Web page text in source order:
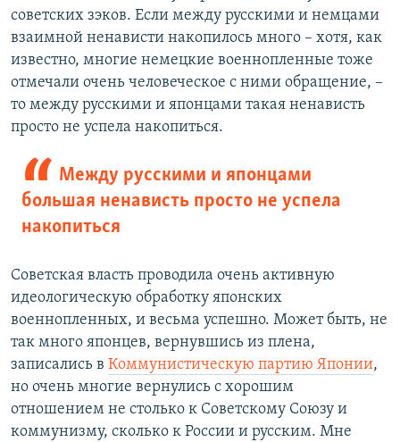
советских зэков. Если между русскими и немцами
взаимной ненависти накопилось много – хотя, как
известно, многие немецкие военнопленные тоже
отмечали очень человеческое с ними обращение, –
то между русскими и японцами такая ненависть
просто не успела накопиться.
Между русскими и японцами
большая ненависть просто не успела
накопиться
Советская власть проводила очень активную
идеологическую обработку японских
военнопленных, и весьма успешно. Может быть, не
так много японцев, вернувшись из плена,
записались в Коммунистическую партию Японии,
но очень многие вернулись с хорошим
отношением не столько к Советскому Союзу и
коммунизму, сколько к России и русским. Мне